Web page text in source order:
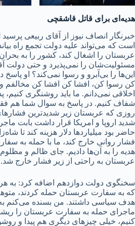
هدیه‌ای برای قاتل قاشقچی
خبرنگار انصاف نیوز از آقای ربیعی
است که می‌تواند علیه دولت تجمع راه
عربستان را اشغال کند، کشور را به
مسئولیت‌شان را نمی‌پذیرد و حتی دولت
این‌ها را بی‌آبرو و رسوا نمی‌کند؟ او پاسخ
کن رسوا کن، افشا کن افشا کن مخالفم و
اخلاقی نمی‌دانم. ما باید روشنگری کنیم،
شفاف کنیم. در پاسخ به سوال شما هم
روزی که عربستان زیر شدیدترین
شدید اروپا و امریکا قرار داشت بابت
حاضر بود میلیاردها دلار هزینه کند تا
فشار روانی خارج کند، ما با حمله به
هدیه را به آن‌ها دادیم. جای ظالم و
عربستان به راحتی از زیر فشار خارج شد.
سخنگوی دولت دوازدهم اضافه کرد: به هر
که به سفارت عربستان حمله کردند،
هدف سیاسی داشتند. من بسنده می‌کنم به
ماجرای حمله به سفارت عربستان را
کنیم، خیلی چیزهای دیگری هم پیدا و